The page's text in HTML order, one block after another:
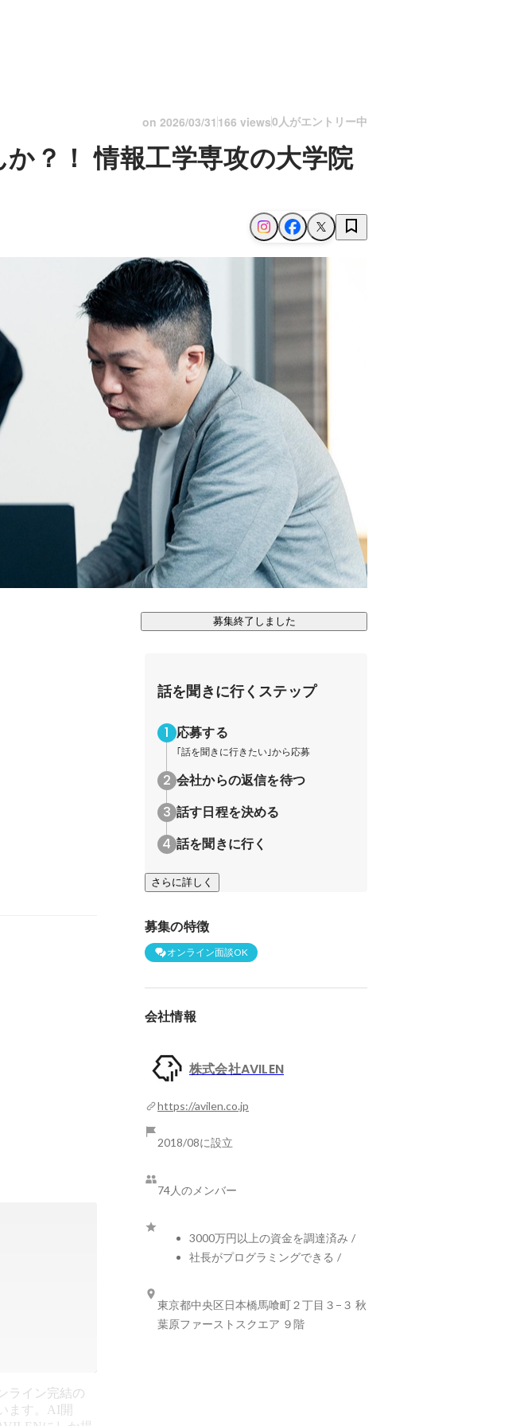
on 2026/03/31 166 views0人がエントリー中
？！ 情報工学専攻の大学院
募集終了しました
ライン完結の
ます。AI開
話を聞きに行くステップ
応募する
｢話を聞きに行きたい｣から応募
会社からの返信を待つ
話す日程を決める
話を聞きに行く
さらに詳しく
募集の特徴
オンライン面談OK
会社情報
株式会社AVILEN
https://avilen.co.jp
2018/08に設立
74人のメンバー
3000万円以上の資金を調達済み /
社長がプログラミングできる /
東京都中央区日本橋馬喰町２丁目３−３ 秋
葉原ファーストスクエア ９階